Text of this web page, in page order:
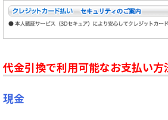
代金引換で利用可能なお支払い方
現金